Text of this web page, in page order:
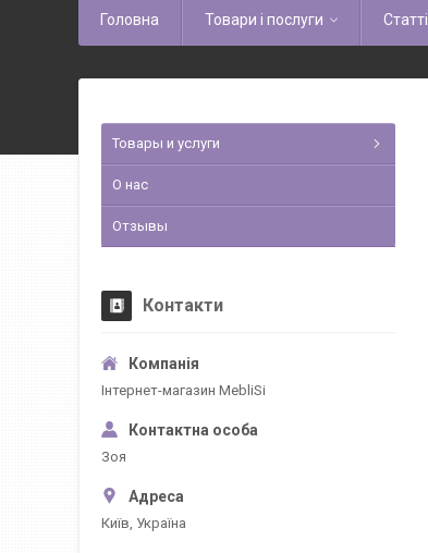
Головна Товари і послуги Статті
Товары и услуги
О нас
Отзывы
Контакти
Інтернет-магазин MebliSi
Зоя
Київ, Україна